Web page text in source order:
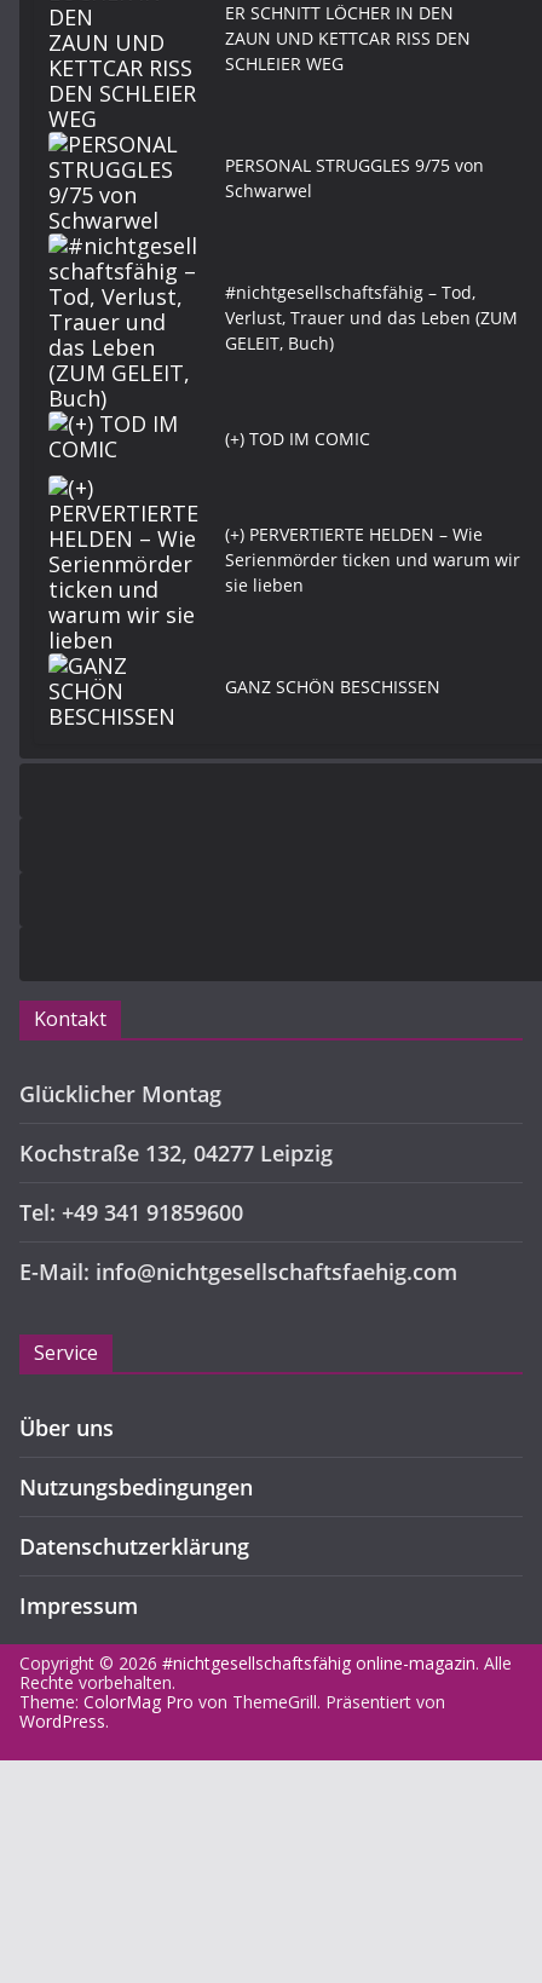
ER SCHNITT LÖCHER IN DEN
ZAUN UND KETTCAR RISS DEN
SCHLEIER WEG
PERSONAL STRUGGLES 9/75 von
Schwarwel
#nichtgesellschaftsfähig – Tod,
Verlust, Trauer und das Leben (ZUM
GELEIT, Buch)
(+) TOD IM COMIC
(+) PERVERTIERTE HELDEN – Wie
Serienmörder ticken und warum wir
sie lieben
GANZ SCHÖN BESCHISSEN
Kontakt
Glücklicher Montag
Kochstraße 132, 04277 Leipzig
Tel: +49 341 91859600
E-Mail: info@nichtgesellschaftsfaehig.com
Service
Über uns
Nutzungsbedingungen
Datenschutzerklärung
Impressum
Copyright © 2026 #nichtgesellschaftsfähig online-magazin. Alle
Rechte vorbehalten.
Theme: ColorMag Pro von ThemeGrill. Präsentiert von
WordPress.